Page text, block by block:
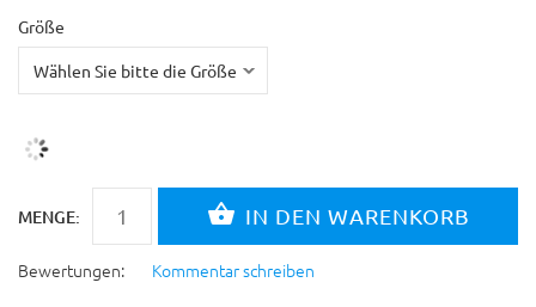
Größe
MENGE:
Bewertungen: Kommentar schreiben